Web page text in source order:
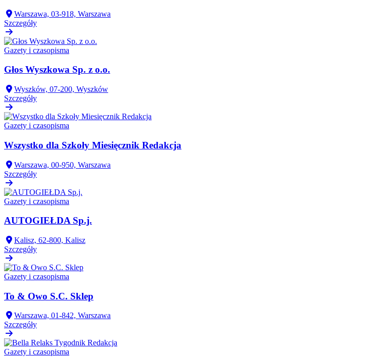
Warszawa, 03-918, Warszawa
Szczegóły
Gazety i czasopisma
Głos Wyszkowa Sp. z o.o.
Wyszków, 07-200, Wyszków
Szczegóły
Gazety i czasopisma
Wszystko dla Szkoły Miesięcznik Redakcja
Warszawa, 00-950, Warszawa
Szczegóły
Gazety i czasopisma
AUTOGIEŁDA Sp.j.
Kalisz, 62-800, Kalisz
Szczegóły
Gazety i czasopisma
To & Owo S.C. Sklep
Warszawa, 01-842, Warszawa
Szczegóły
Gazety i czasopisma